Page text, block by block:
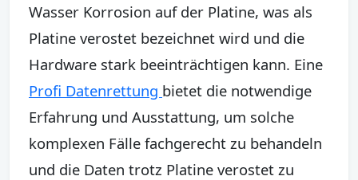
Wasser Korrosion auf der Platine, was als
Platine verostet bezeichnet wird und die
Hardware stark beeinträchtigen kann. Eine
Profi Datenrettung bietet die notwendige
Erfahrung und Ausstattung, um solche
komplexen Fälle fachgerecht zu behandeln
und die Daten trotz Platine verostet zu